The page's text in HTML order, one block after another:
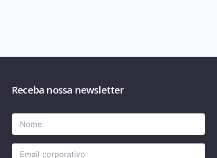
Receba nossa newsletter
leave
this
field
leave
this
field